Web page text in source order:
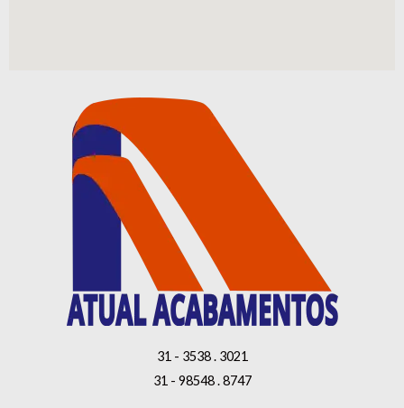
31 - 3538 . 3021
31 - 98548 . 8747